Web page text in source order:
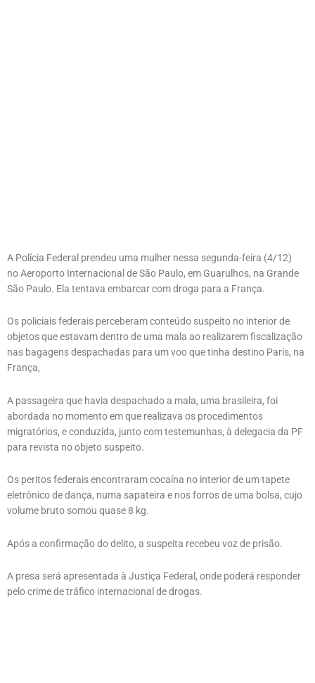
A Polícia Federal prendeu uma mulher nessa segunda-feira (4/12)
no Aeroporto Internacional de São Paulo, em Guarulhos, na Grande
São Paulo. Ela tentava embarcar com droga para a França.
Os policiais federais perceberam conteúdo suspeito no interior de
objetos que estavam dentro de uma mala ao realizarem fiscalização
nas bagagens despachadas para um voo que tinha destino Paris, na
França,
A passageira que havia despachado a mala, uma brasileira, foi
abordada no momento em que realizava os procedimentos
migratórios, e conduzida, junto com testemunhas, à delegacia da PF
para revista no objeto suspeito.
Os peritos federais encontraram cocaína no interior de um tapete
eletrônico de dança, numa sapateira e nos forros de uma bolsa, cujo
volume bruto somou quase 8 kg.
Após a confirmação do delito, a suspeita recebeu voz de prisão.
A presa será apresentada à Justiça Federal, onde poderá responder
pelo crime de tráfico internacional de drogas.